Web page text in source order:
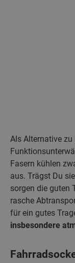
Als Alternative
Fasern kühlen
aus. Trägst Du
sorgen die guten
rasche
für ein gutes
insbesondere